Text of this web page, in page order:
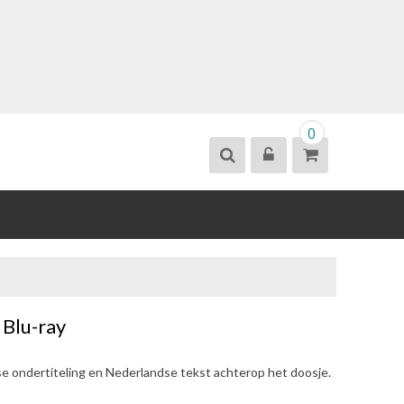
0
ray
ondertiteling en Nederlandse tekst achterop het doosje.